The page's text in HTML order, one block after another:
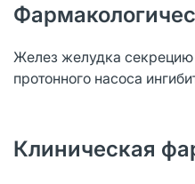
Желез желудка
протонного насоса
Клиническая